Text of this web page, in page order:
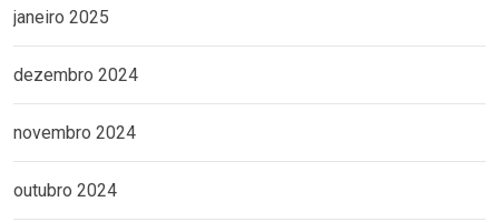
janeiro 2025
dezembro 2024
novembro 2024
outubro 2024